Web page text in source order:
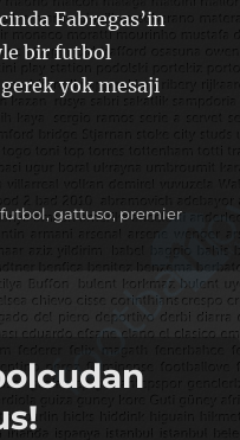
Fabregas’in
bir futbol
yok mesaji
futbol, gattuso, premier